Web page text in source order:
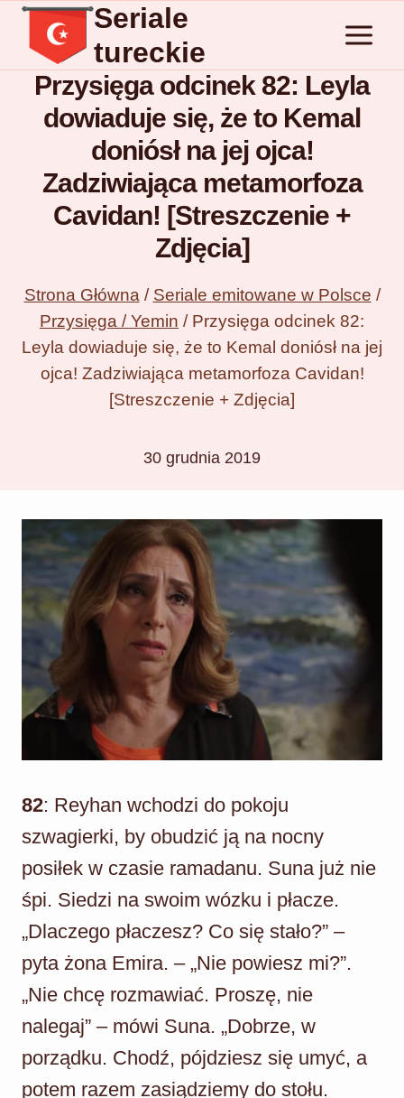
Przejdź
treści
Seriale
tureckie
Przysięga odcinek 82: Leyla
dowiaduje się, że to Kemal
doniósł na jej ojca!
Zadziwiająca metamorfoza
Cavidan! [Streszczenie +
Zdjęcia]
Strona Główna / Seriale emitowane w Polsce /
Przysięga / Yemin / Przysięga odcinek 82:
Leyla dowiaduje się, że to Kemal doniósł na jej
ojca! Zadziwiająca metamorfoza Cavidan!
[Streszczenie + Zdjęcia]
30 grudnia 2019
82: Reyhan wchodzi do pokoju
szwagierki, by obudzić ją na nocny
posiłek w czasie ramadanu. Suna już nie
śpi. Siedzi na swoim wózku i płacze.
„Dlaczego płaczesz? Co się stało?” –
pyta żona Emira. – „Nie powiesz mi?”.
„Nie chcę rozmawiać. Proszę, nie
nalegaj” – mówi Suna. „Dobrze, w
porządku. Chodź, pójdziesz się umyć, a
potem razem zasiądziemy do stołu.